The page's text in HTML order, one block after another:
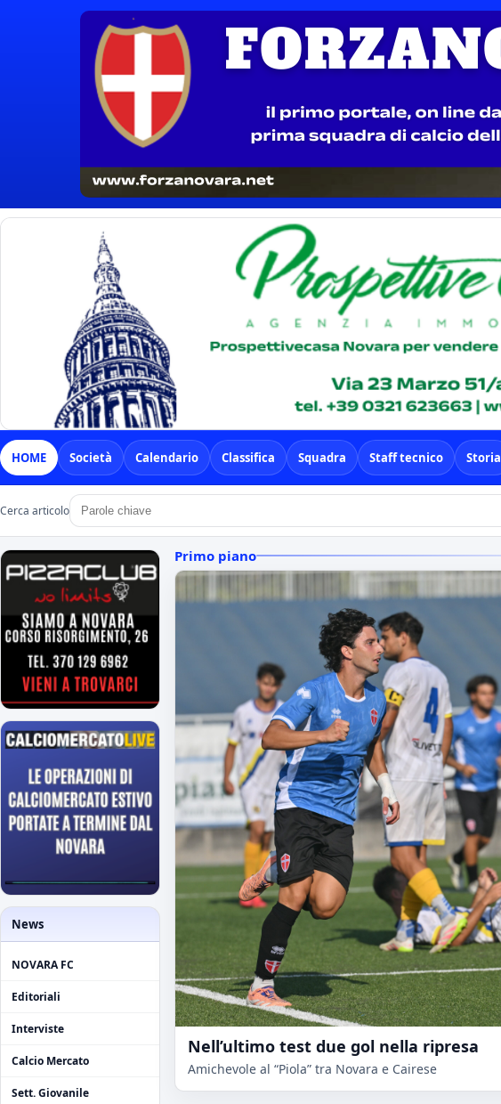
HOME Società Calendario Classifica Squadra Staff tecnico Storia
Cerca articolo
News
NOVARA FC
Editoriali
Interviste
Calcio Mercato
Sett. Giovanile
Primo piano
Nell’ultimo test due gol nella ripresa
Amichevole al “Piola” tra Novara e Cairese